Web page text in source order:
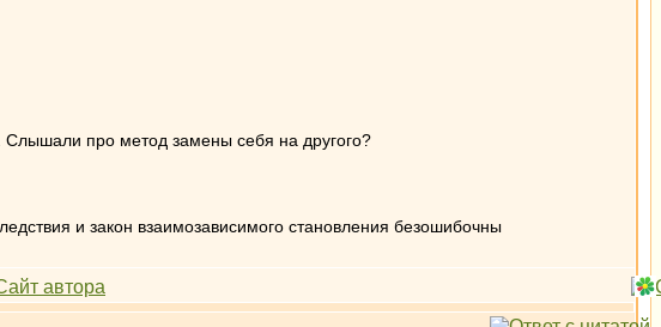
Слышали про метод замены себя на другого?
и закон взаимозависимого становления безошибочны